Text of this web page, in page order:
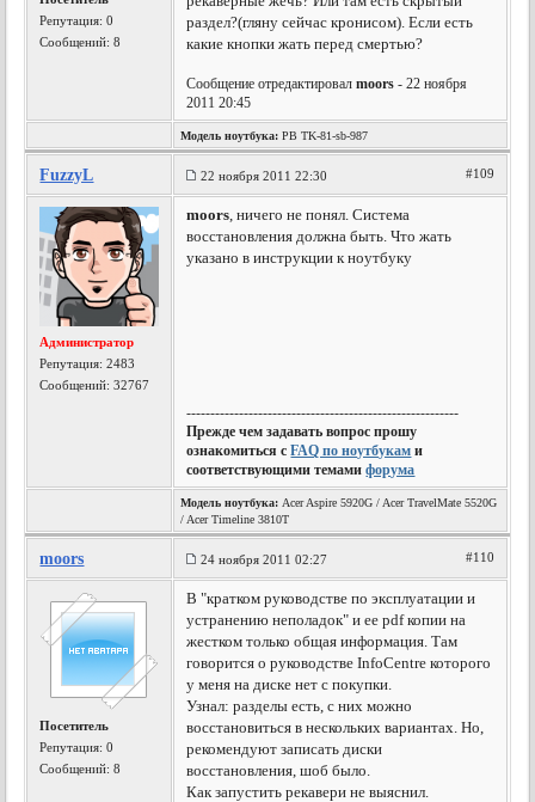
Репутация:0
Сообщений: 8
раздел?(гляну сейчас кронисом). Если есть
какие кнопки жать перед смертью?
Сообщение отредактировалmoors - 22 ноября
2011 20:45
Модель ноутбука: PB TK-81-sb-987
FuzzyL 22 ноября 2011 22:30 #109
Администратор
Репутация:2483
Сообщений: 32767
moors, ничего не понял. Система
восстановления должна быть. Что жать
указано в инструкции к ноутбуку
---------------------------------------------------------
Прежде чем задавать вопрос прошу
ознакомиться сFAQ по ноутбукам и
соответствующими темамифорума
Модель ноутбука: Acer Aspire 5920G / Acer TravelMate 5520G
/ Acer Timeline 3810T
moors 24 ноября 2011 02:27 #110
Посетитель
Репутация:0
Сообщений: 8
В "кратком руководстве по эксплуатации и
устранению неполадок" и ее pdf копии на
жестком только общая информация. Там
говорится о руководстве InfoCentre которого
у меня на диске нет с покупки.
Узнал: разделы есть, с них можно
восстановиться в нескольких вариантах. Но,
рекомендуют записать диски
восстановления, шоб было.
Как запустить рекавери не выяснил.